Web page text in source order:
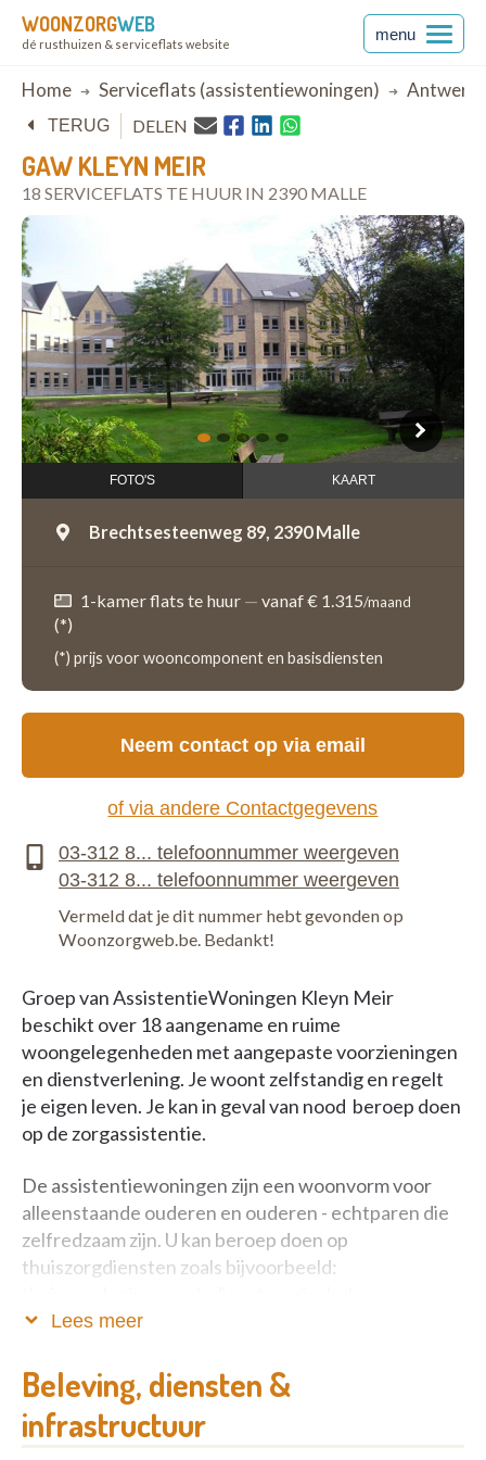
WOONZORGWEB
dé rusthuizen & serviceflats website
menu
Breadcrumb
Home Serviceflats (assistentiewoningen)
GAW KLEYN MEIR
18 SERVICEFLATS TE HUUR IN 2390 MALLE
TERUG DELEN
1 2 3 4 5
open in Google Maps
FOTO'S KAART
Brechtsesteenweg 89, 2390 Malle
1-kamer flats te huur — vanaf € 1.315/maand
(*)
(*) prijs voor wooncomponent en basisdiensten
Groep van AssistentieWoningen Kleyn Meir
beschikt over 18 aangename en ruime
woongelegenheden met aangepaste voorzieningen
en dienstverlening. Je woont zelfstandig en regelt
je eigen leven. Je kan in geval van nood beroep doen
op de zorgassistentie.
De assistentiewoningen zijn een woonvorm voor
alleenstaande ouderen en ouderen - echtparen die
zelfredzaam zijn. U kan beroep doen op
thuiszorgdiensten zoals bijvoorbeeld:
ruime living, slaapkamer met badkamer (douche,
toilet, wastafel), keuken en bergplaats,
oproepsysteem met spraak. U beschikt over de
Lees meer
Beleving, diensten &
infrastructuur
Neem contact op via email
of via andere Contactgegevens
Vermeld dat je dit nummer hebt gevonden op
Woonzorgweb.be. Bedankt!